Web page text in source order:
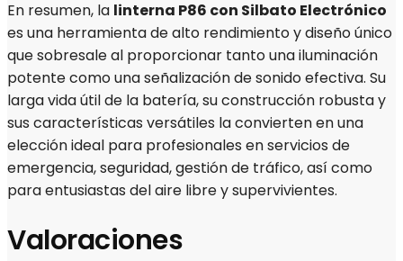
En resumen, la linterna P86 con Silbato Electrónico
es una herramienta de alto rendimiento y diseño único
que sobresale al proporcionar tanto una iluminación
potente como una señalización de sonido efectiva. Su
larga vida útil de la batería, su construcción robusta y
sus características versátiles la convierten en una
elección ideal para profesionales en servicios de
emergencia, seguridad, gestión de tráfico, así como
para entusiastas del aire libre y supervivientes.
Valoraciones